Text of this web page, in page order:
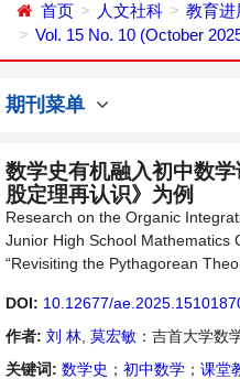
首页 人文社科
教育进
Vol. 15 No. 10 (October
期刊菜单
数学史有机融入初中数
股定理再认识》为例
Research on the Organic
Junior High School Mathematics
“Revisiting the Pythagorean
DOI: 10.12677/
作者: 刘 林 莫宏敏 ：吉首大学数
关键词: 数学史 ； 初中数学 ； 课堂